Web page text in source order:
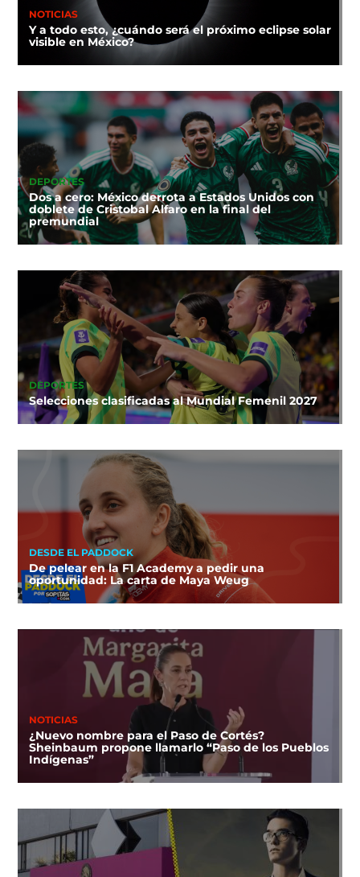
NOTICIAS
Y a todo esto, ¿cuándo será el próximo eclipse solar
visible en México?
DEPORTES
Dos a cero: México derrota a Estados Unidos con
doblete de Cristobal Alfaro en la final del
premundial
DEPORTES
Selecciones clasificadas al Mundial Femenil 2027
DESDE EL PADDOCK
De pelear en la F1 Academy a pedir una
oportunidad: La carta de Maya Weug
NOTICIAS
¿Nuevo nombre para el Paso de Cortés?
Sheinbaum propone llamarlo “Paso de los Pueblos
Indígenas”